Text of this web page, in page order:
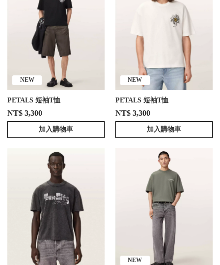
NEW
PETALS 短袖T恤
NT$ 3,300
加入購物車
NEW
PETALS 短袖T恤
NT$ 3,300
加入購物車
NEW